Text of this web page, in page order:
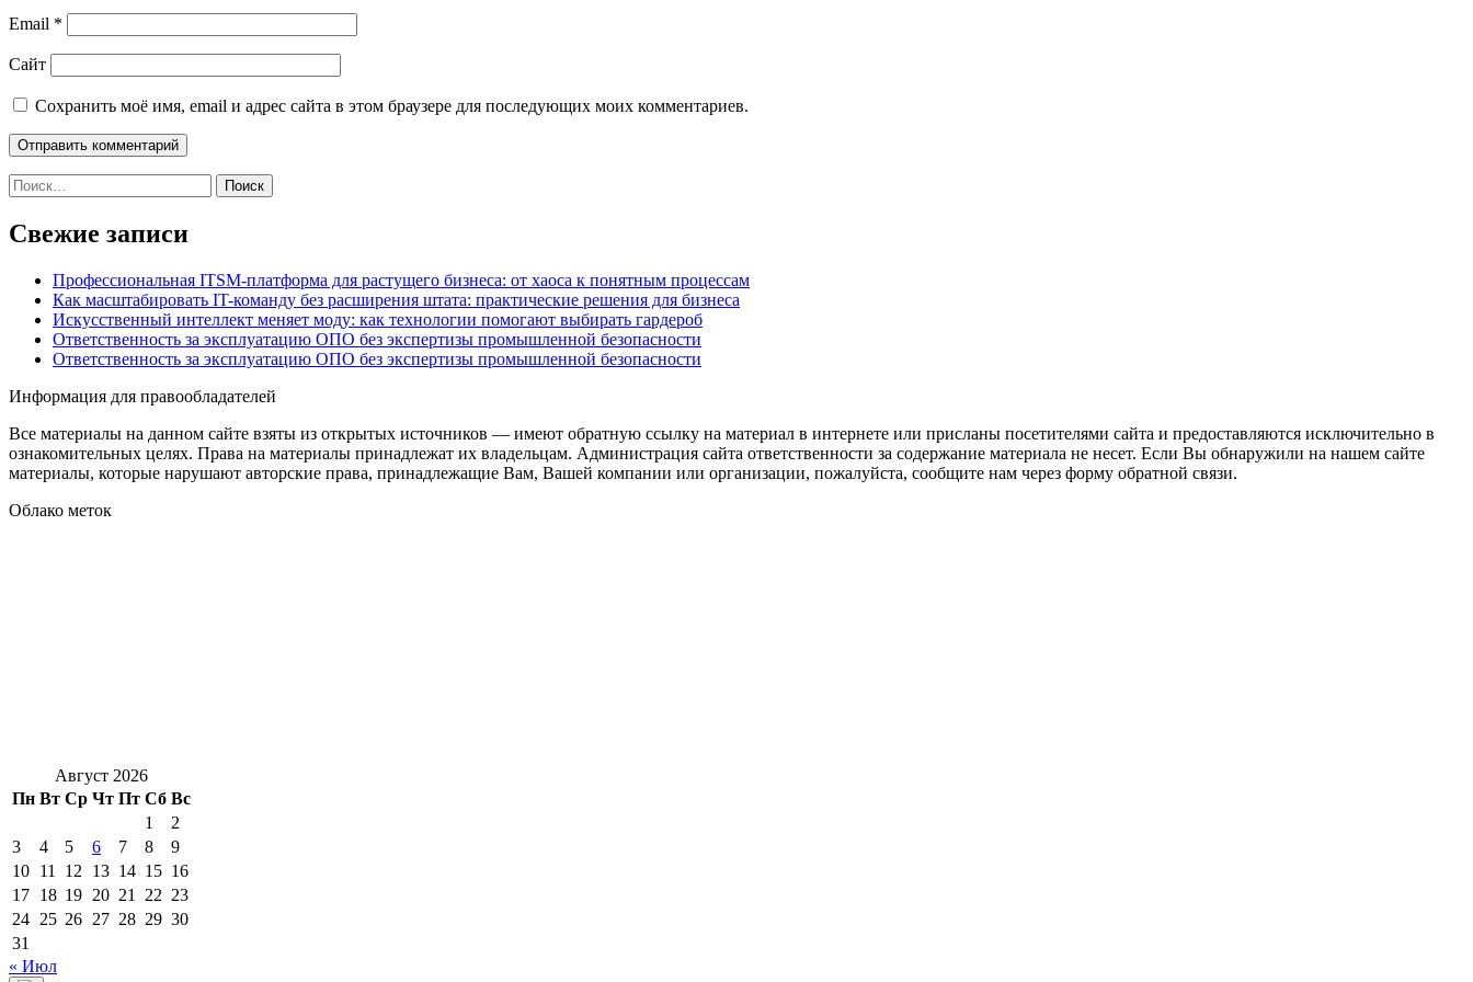
Email *
Сайт
Сохранить моё имя, email и адрес сайта в этом браузере для последующих моих комментариев.
Найти:
Свежие записи
Профессиональная ITSM-платформа для растущего бизнеса: от хаоса к понятным процессам
Как масштабировать IT-команду без расширения штата: практические решения для бизнеса
Искусственный интеллект меняет моду: как технологии помогают выбирать гардероб
Ответственность за эксплуатацию ОПО без экспертизы промышленной безопасности
Ответственность за эксплуатацию ОПО без экспертизы промышленной безопасности
Информация для правообладателей
Все материалы на данном сайте взяты из открытых источников — имеют обратную ссылку на материал в интернете или присланы посетителями сайта и предоставляются исключительно в
ознакомительных целях. Права на материалы принадлежат их владельцам. Администрация сайта ответственности за содержание материала не несет. Если Вы обнаружили на нашем сайте
материалы, которые нарушают авторские права, принадлежащие Вам, Вашей компании или организации, пожалуйста, сообщите нам через форму обратной связи.
Облако меток
Август 2026
Пн Вт Ср Чт Пт Сб Вс
1
2
3
4 5 6 7 8
9
10 11 12 13 14 15 16
17 18 19 20 21 22 23
24 25 26 27 28 29 30
31
« Июл